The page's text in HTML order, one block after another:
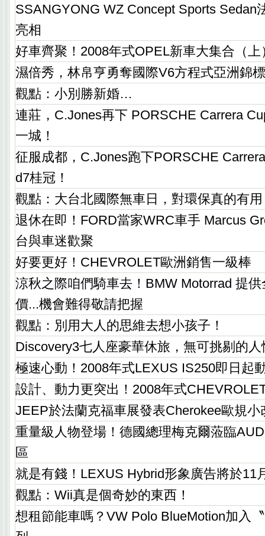
SSANGYONG WZ Concept Sports Sedan
亮相
好車齊聚！2008年式OPEL新車大集合（上
濕倍秀，林帛亨勇奪國際V6方程式亞洲錦
觀點：小別勝新婚…
連莊，C.Jones再下 PORSCHE Carrera
一城！
征服成都，C.Jones跑下PORSCHE
d7桂冠！
觀點：大台北國際無車日，對環保真的有
退休在即！FORD當家WRC車手 Marcus
台與車迷歡聚
好要更好！CHEVROLET歐洲銷售一級棒
涼秋之際咱們騎車去！BMW Motorrad 提
價...機會難得敬請把握
觀點：別用大人的思維去想小孩子！
Discovery3七人座豪華休旅，無可挑剔的
極速心動！2008年式LEXUS IS250即日起
設計、動力更突出！2008年式
JEEP於法蘭克福車展發表Cherokee歐規小
重量級人物登場！德國總理梅克爾蒞臨
區
就是有錢！LEXUS Hybrid形象廣告將於11
觀點：Wii真是個奇妙的東西！
想租節能車嗎？VW Polo BlueMotion加入